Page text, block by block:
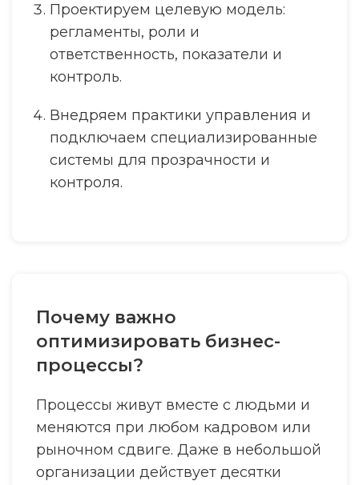
Проектируем целевую модель:
регламенты, роли и
ответственность, показатели и
контроль.
Внедряем практики управления и
подключаем специализированные
системы для прозрачности и
контроля.
Почему важно
оптимизировать бизнес-
процессы?
Процессы живут вместе с людьми и
меняются при любом кадровом или
рыночном сдвиге. Даже в небольшой
организации действует десятки